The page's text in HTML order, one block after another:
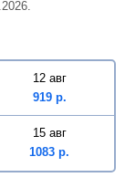
12 авг
919 р.
15 авг
1083 р.